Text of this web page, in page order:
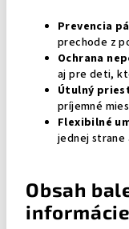
Prevencia
prechode z
Ochrana
aj pre deti,
Útulný
príjemné
Flexibilné
jednej
Obsah
informácie